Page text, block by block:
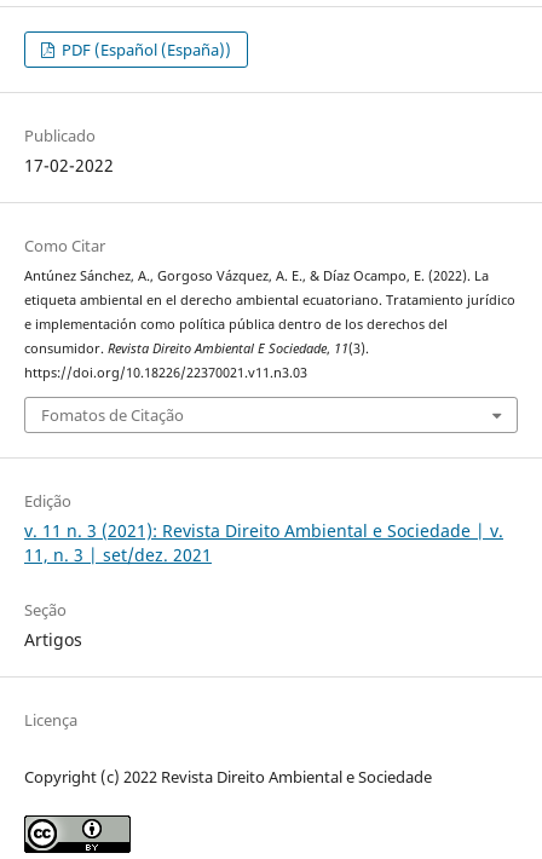
PDF (Español (España))
Publicado
17-02-2022
Como Citar
Antúnez Sánchez, A., Gorgoso Vázquez, A. E., & Díaz Ocampo, E. (2022). La
etiqueta ambiental en el derecho ambiental ecuatoriano. Tratamiento jurídico
e implementación como política pública dentro de los derechos del
consumidor. Revista Direito Ambiental E Sociedade, 11(3).
https://doi.org/10.18226/22370021.v11.n3.03
Fomatos de Citação
Edição
v. 11 n. 3 (2021): Revista Direito Ambiental e Sociedade | v.
11, n. 3 | set/dez. 2021
Seção
Artigos
Licença
Copyright (c) 2022 Revista Direito Ambiental e Sociedade